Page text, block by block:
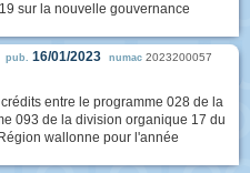
sur la nouvelle gouvernance
pub. 16/01/2023 numac 2023200057
entre le programme 028 de la
093 de la division organique 17 du
wallonne pour l'année